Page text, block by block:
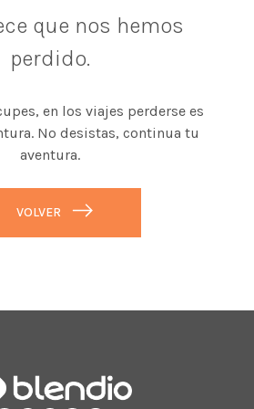
que nos hemos
perdido.
en los viajes perderse es
No desistas, continua tu
aventura.
VOLVER